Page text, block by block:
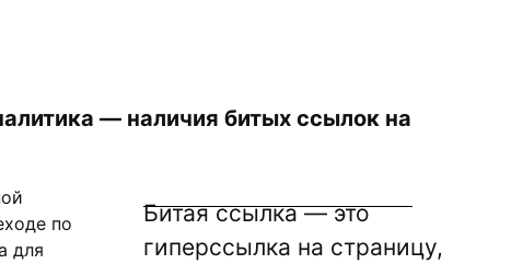
— наличия битых ссылок на
по
для
Битая ссылка — это
гиперссылка на страницу,